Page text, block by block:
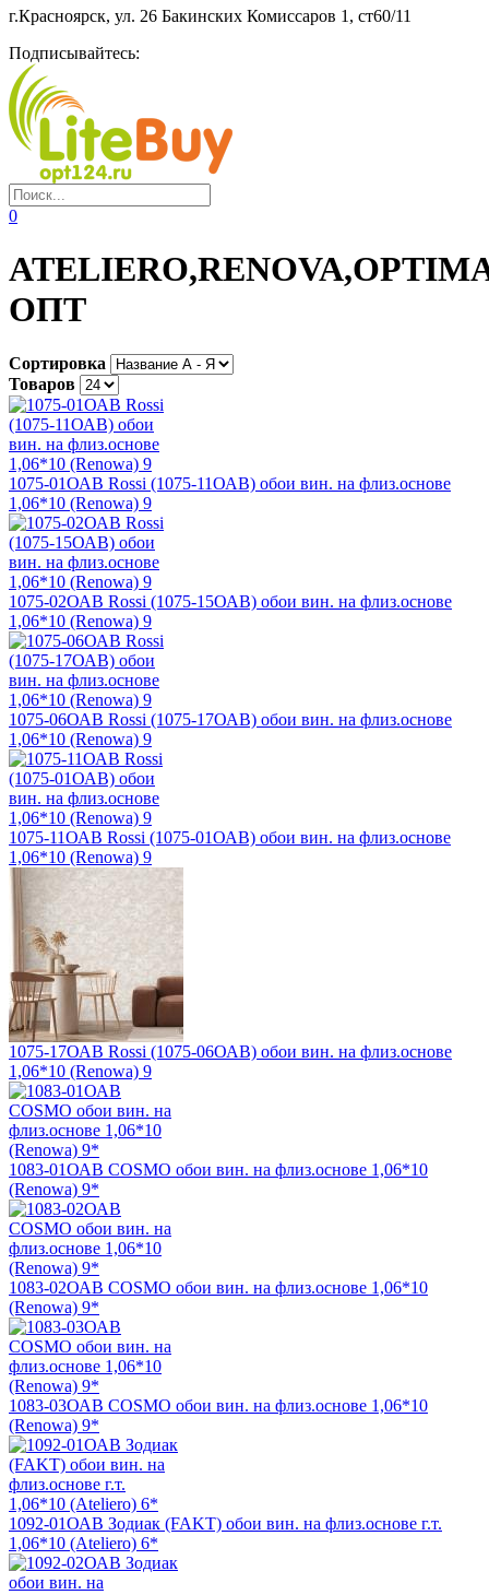
г.Красноярск, ул. 26 Бакинских Комиссаров 1, ст60/11
Подписывайтесь:
0
ОПТ
Сортировка
Товаров
1075-01ОАВ Rossi (1075-11ОАВ) обои вин. на флиз.основе
1,06*10 (Renowa) 9
1075-02ОАВ Rossi (1075-15ОАВ) обои вин. на флиз.основе
1,06*10 (Renowa) 9
1075-06ОАВ Rossi (1075-17ОАВ) обои вин. на флиз.основе
1,06*10 (Renowa) 9
1075-11ОАВ Rossi (1075-01ОАВ) обои вин. на флиз.основе
1,06*10 (Renowa) 9
1075-17ОАВ Rossi (1075-06ОАВ) обои вин. на флиз.основе
1,06*10 (Renowa) 9
1083-01ОАВ COSMO обои вин. на флиз.основе 1,06*10
(Renowa) 9*
1083-02ОАВ COSMO обои вин. на флиз.основе 1,06*10
(Renowa) 9*
1083-03ОАВ COSMO обои вин. на флиз.основе 1,06*10
(Renowa) 9*
1092-01ОАВ Зодиак (FAKT) обои вин. на флиз.основе г.т.
1,06*10 (Ateliero) 6*